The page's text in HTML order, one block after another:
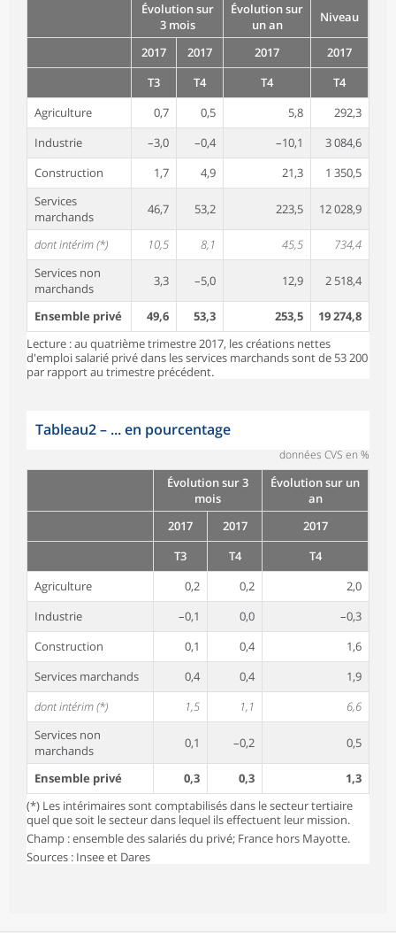
Évolution sur
3 mois
Évolution sur
un an
Niveau
2017 2017 2017
2017
T3
T4 T4
T4
Agriculture
0,7 0,5 5,8
292,3
Industrie
–3,0 –0,4 –10,1
3 084,6
Construction
1,7 4,9 21,3
1 350,5
Services
marchands
46,7 53,2 223,5 12 028,9
dont intérim (*) 10,5 8,1 45,5
734,4
Services non
marchands
3,3 –5,0 12,9 2 518,4
Ensemble privé 49,6 53,3 253,5
19 274,8
Lecture : au quatrième trimestre 2017, les créations nettes
d'emploi salarié privé dans les services marchands sont de 53 200
par rapport au trimestre précédent.
Tableau2– ... en pourcentage
données CVS en %
Évolution sur 3
mois
Évolution sur un
an
2017
2017
2017
T3
T4
T4
Agriculture
0,2 0,2
2,0
Industrie
–0,1 0,0
–0,3
Construction
0,1 0,4
1,6
Services marchands
0,4 0,4
1,9
dont intérim (*)
1,5 1,1
6,6
Services non
marchands
0,1 –0,2 0,5
Ensemble privé 0,3 0,3
1,3
(*) Les intérimaires sont comptabilisés dans le secteur tertiaire
quel que soit le secteur dans lequel ils effectuent leur mission.
Champ : ensemble des salariés du privé; France hors Mayotte.
Sources : Insee et Dares